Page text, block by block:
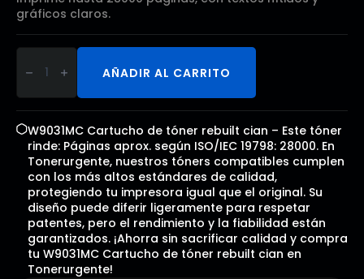
gráficos claros.
W9031MC
Cartucho
de
cian
cantidad
AÑADIR AL CARRITO
W9031MC Cartucho de tóner rebuilt cian – Este tóner
rinde: Páginas aprox. según ISO/IEC 19798: 28000. En
Tonerurgente, nuestros tóners compatibles cumplen
con los más altos estándares de calidad,
protegiendo tu impresora igual que el original. Su
diseño puede diferir ligeramente para respetar
patentes, pero el rendimiento y la fiabilidad están
garantizados. ¡Ahorra sin sacrificar calidad y compra
tu W9031MC Cartucho de tóner rebuilt cian en
Tonerurgente!